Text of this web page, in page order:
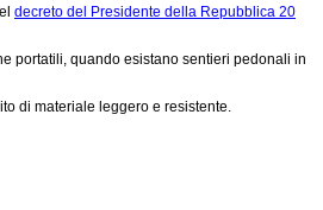
decreto del Presidente della Repubblica 20
portatili, quando esistano sentieri pedonali in
di materiale leggero e resistente.